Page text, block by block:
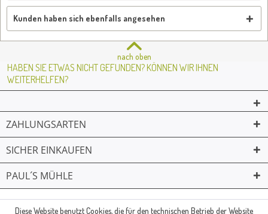
Kunden haben sich ebenfalls angesehen
nach oben
HABEN SIE ETWAS NICHT GEFUNDEN? KÖNNEN WIR IHNEN
WEITERHELFEN?
ZAHLUNGSARTEN
SICHER EINKAUFEN
PAUL´S MÜHLE
© Paul's Mühle | Inhaber: Christof Paul e.K. | Westring 2 | 45659
Diese Website benutzt Cookies, die für den technischen Betrieb der Website